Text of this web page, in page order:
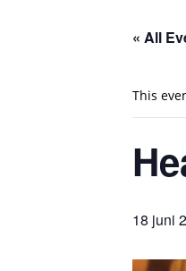
« All
This
18 juni